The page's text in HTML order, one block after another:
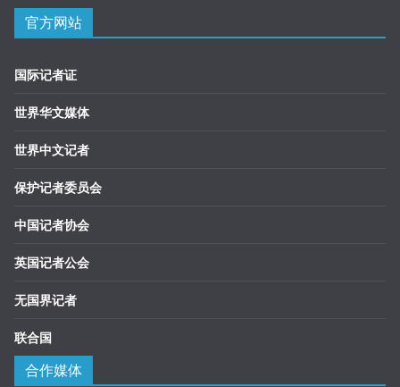
官方网站
国际记者证
世界华文媒体
世界中文记者
保护记者委员会
中国记者协会
英国记者公会
无国界记者
联合国
合作媒体